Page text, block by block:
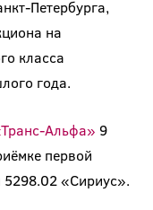
Петербурга,
на
класса
года.
Альфа» 9
первой
5298.02 «Сириус».